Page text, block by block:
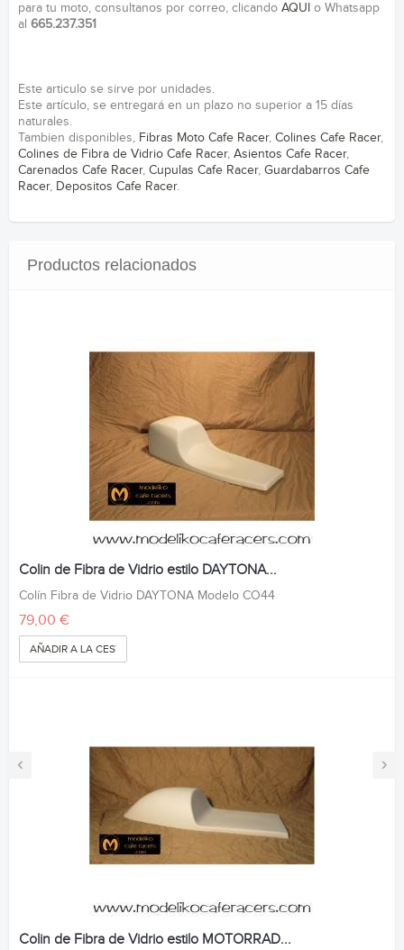
para tu moto, consultanos por correo, clicando AQUI o Whatsapp
al 665.237.351
Este articulo se sirve por unidades.
Este artículo, se entregará en un plazo no superior a 15 días
naturales.
Tambien disponibles, Fibras Moto Cafe Racer, Colines Cafe Racer,
Colines de Fibra de Vidrio Cafe Racer, Asientos Cafe Racer,
Carenados Cafe Racer, Cupulas Cafe Racer, Guardabarros Cafe
Racer, Depositos Cafe Racer.
Productos relacionados
‹ ›
Colin de Fibra de Vidrio estilo DAYTONA...
Colín Fibra de Vidrio DAYTONA Modelo CO44
79,00 €
AÑADIR A LA CESTA
Colin de Fibra de Vidrio estilo MOTORRAD...